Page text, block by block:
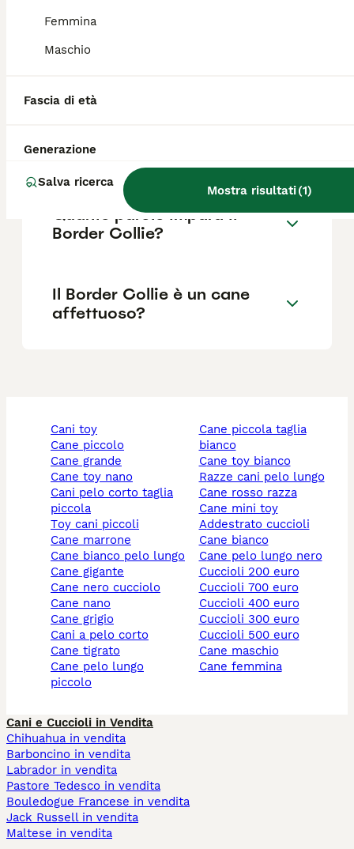
Femmina
Maschio
Fascia di età
Generazione
Salva ricerca
Mostra risultati(1)
Quali sono i difetti del
Collie?
Quante parole impara il
Border Collie?
Il Border Collie è un cane
affettuoso?
cani toy
cane piccolo
cane grande
cane toy nano
cani pelo corto taglia
piccola
toy cani piccoli
cane marrone
cane bianco pelo lungo
cane gigante
cane nero cucciolo
cane nano
cane grigio
cani a pelo corto
cane tigrato
cane pelo lungo
piccolo
cane piccola taglia
bianco
cane toy bianco
razze cani pelo lungo
cane rosso razza
cane mini toy
addestrato cuccioli
cane bianco
cane pelo lungo nero
cuccioli 200 euro
cuccioli 700 euro
cuccioli 400 euro
cuccioli 300 euro
cuccioli 500 euro
cane maschio
cane femmina
Cani e Cuccioli in Vendita
Chihuahua in vendita
Barboncino in vendita
Labrador in vendita
Pastore Tedesco in vendita
Bouledogue Francese in vendita
Jack Russell in vendita
Maltese in vendita